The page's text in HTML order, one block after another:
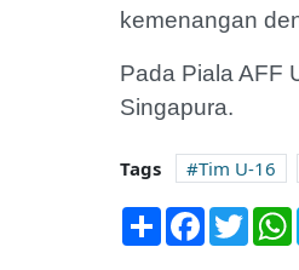
kemenangan
Pada Piala AFF
Singapura.
Tags Tim U-16
Share Facebook
Lirik Lagu